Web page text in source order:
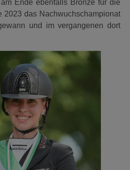
Ende ebenfalls Bronze für die
2023 das Nachwuchschampionat
und im vergangenen dort